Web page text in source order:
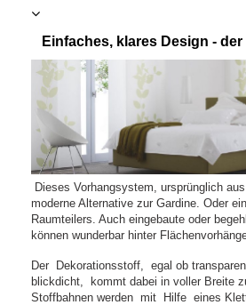
Einfaches, klares Design -
Dieses Vorhangsystem, ursprünglich
moderne Alternative zur Gardine. Oder
Raumteilers. Auch eingebaute oder
können wunderbar hinter
Der Dekorationsstoff, egal ob
blickdicht, kommt dabei in voller Breite
Stoffbahnen werden mit Hilfe eines